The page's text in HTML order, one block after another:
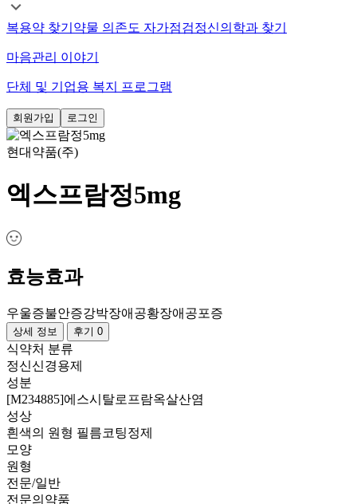
복용약 찾기 약물 의존도 자가점검정신의학과 찾기
마음관리 이야기
단체 및 기업용 복지 프로그램
회원가입 로그인
현대약품(주)
엑스프람정5mg
효능효과
우울증불안증강박장애 공황장애 공포증
상세 정보 후기 0
식약처 분류
정신신경용제
성분
[M234885]에스시탈로프람옥살산염
성상
흰색의 원형 필름코팅정제
모양
원형
전문/일반
전문의약품